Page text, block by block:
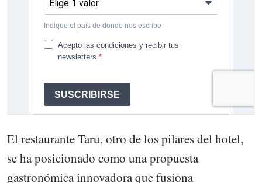
El restaurante Taru, otro de los pilares del hotel,
se ha posicionado como una propuesta
gastronómica innovadora que fusiona